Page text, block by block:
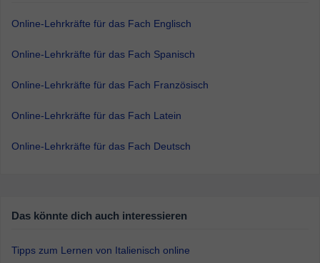
Online-Lehrkräfte für das Fach Englisch
Online-Lehrkräfte für das Fach Spanisch
Online-Lehrkräfte für das Fach Französisch
Online-Lehrkräfte für das Fach Latein
Online-Lehrkräfte für das Fach Deutsch
Das könnte dich auch interessieren
Tipps zum Lernen von Italienisch online